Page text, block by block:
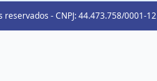
- CNPJ: 44.473.758/0001-12